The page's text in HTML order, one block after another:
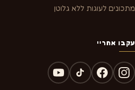
מתכונים לעוגות ללא גלוטן
עקבו אחריי